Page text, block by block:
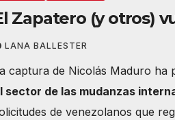
Zapatero (y otros)
LANA BALLESTER
captura de Nicolás Maduro ha
sector de las mudanzas
de venezolanos que